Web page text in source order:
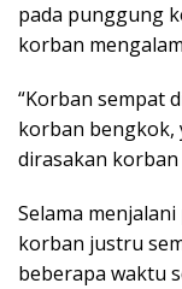
pada punggung
korban
“Korban sempat
korban bengkok,
dirasakan korban
Selama
korban justru
beberapa waktu